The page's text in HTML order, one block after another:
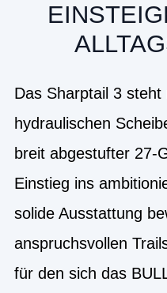
Das Sharptail 3
hydraulischen
breit abgestufter 27-
Einstieg ins
solide Ausstattung
anspruchsvollen
für den sich das